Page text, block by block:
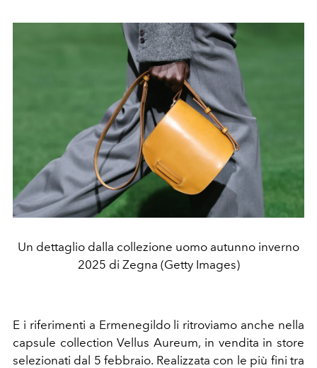
Un dettaglio dalla collezione uomo autunno inverno
2025 di Zegna (Getty Images)
E i riferimenti a Ermenegildo li ritroviamo anche nella
capsule collection Vellus Aureum, in vendita in store
selezionati dal 5 febbraio. Realizzata con le più fini tra